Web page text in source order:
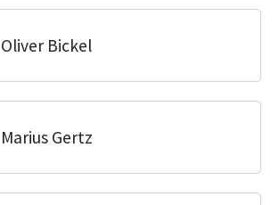
Oliver Bickel
Marius Gertz